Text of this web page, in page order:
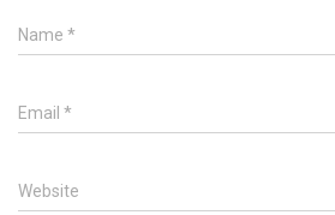
Name *
Email *
Website